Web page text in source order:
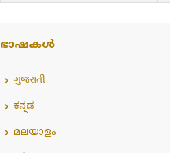
ഭാഷകൾ
ગુજરાતી
ಕನ್ನಡ
മലയാളം